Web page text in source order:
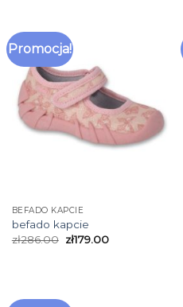
Promocja!
BEFADO KAPCIE
befado kapcie
zł286.00 zł179.00